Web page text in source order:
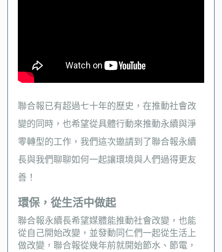
聯合報已有超過七十年的歷史，在推動社會改
變的同時，也希望從具體行動來推動永續與淨
零轉型的工作，我們這次邀請到了聯合報永續
長與我們聊聊如何一起讓環境與人們過得更友
善！
環保，從生活中做起
聯合報永續長希望媒體能推動社會改變，也能
從自己開始改變，並發動同仁們一起從生活上
做改變，聯合報從幾年前就開始節水、節電，